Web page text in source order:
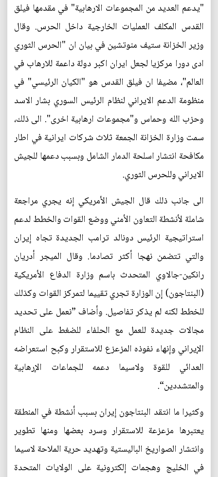
"يدعم العديد من المجموعات الارهابية" في مقدمها فيلق
القدس المكلف العمليات الخارجية داخل الحرس. وقال
وزير الخزانة ستيف منوتشين في بيان ان "الحرس الثوري
ادى دورا مركزيا لجعل ايران اكبر دولة داعمة للارهاب في
العالم"، مضيفا ان فيلق القدس هو "الكيان الرئيسي" في
منظومة الدعم الايراني لنظام الرئيس السوري بشار الاسد
وحزب الله وحماس و"مجموعات ارهابية اخرى". الى ذلك،
سمت وزارة الخزانة الجمعة ثلاث شركات ايرانية في اطار
مكافحة انتشار اسلحة الدمار الشامل وبسبب دعمها للجيش
الايراني وللحرس الثوري.
الى جانب ذلك قال الجيش الأمريكي إنه يجري مراجعة
شاملة لأنشطة التعاون الأمني ووضع القوات والخطط لدعم
استراتيجية الرئيس دونالد ترامب الجديدة تجاه إيران
والتي تتضمن نهجا أكثر تصادما. وقال الميجر أدريان
رانكين-جالاوي المتحدث باسم وزارة الدفاع الأمريكية
(البنتاجون) إن الوزارة تجري تقييما لتمركز القوات وكذلك
للخطط لكنه لم يذكر تفاصيل. وأضاف ”نعمل على تحديد
مجالات جديدة للعمل مع الحلفاء للضغط على النظام
الإيراني وإنهاء نفوذه المزعزع للاستقرار وكبح استعراضه
العدائي للقوة ولاسيما دعمه للجماعات الإرهابية
والمتشددين“.
وكثيرا ما انتقد البنتاجون إيران بسبب أنشطة في المنطقة
يعتبرها مزعزعة للاستقرار وسرد بعضها ومنها تطوير
وانتشار الصواريخ الباليستية وتهديد حرية الملاحة لاسيما
في الخليج وهجمات إلكترونية على الولايات المتحدة